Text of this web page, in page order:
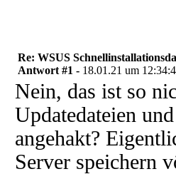
Re: WSUS
Antwort #1 - 18.01.21 um
Nein, das ist so
Updatedateien
angehakt?
Server speichern